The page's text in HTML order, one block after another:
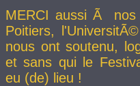
MERCI aussi Ã nos
Poitiers,
nous ont soutenu,
et sans qui le
eu (de) lieu !